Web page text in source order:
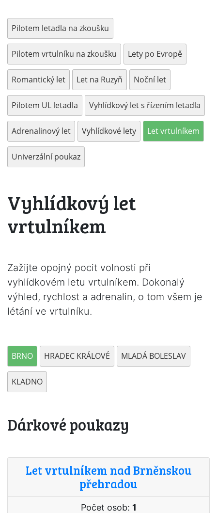
Pilotem letadla na zkoušku
Pilotem vrtulníku na zkoušku Lety po Evropě
Romantický let Let na Ruzyň Noční let
Pilotem UL letadla Vyhlídkový let s řízením letadla
Adrenalinový let Vyhlídkové lety Let vrtulníkem
Univerzální poukaz
Vyhlídkový let
vrtulníkem
Zažijte opojný pocit volnosti při
vyhlídkovém letu vrtulníkem. Dokonalý
výhled, rychlost a adrenalin, o tom všem je
létání ve vrtulníku.
BRNO HRADEC KRÁLOVÉ MLADÁ BOLESLAV
KLADNO
Dárkové poukazy
Let vrtulníkem nad Brněnskou
přehradou
Počet osob: 1